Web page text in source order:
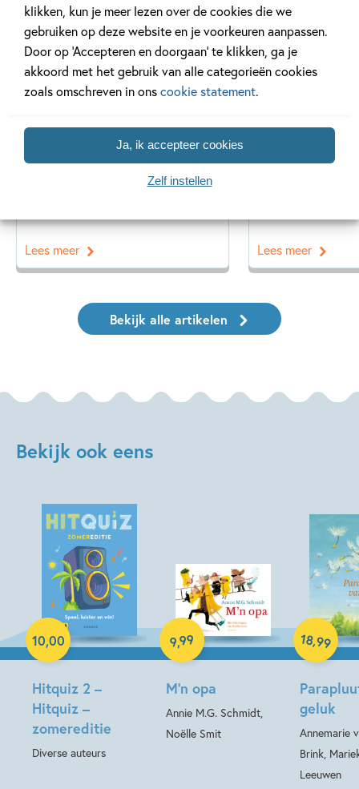
klikken, kun je meer lezen over de cookies die we
gebruiken op deze website en je voorkeuren aanpassen.
Door op ‘Accepteren en doorgaan’ te klikken, ga je
akkoord met het gebruik van alle categorieën cookies
zoals omschreven in onscookie statement.
Ja, ik accepteer cookies
Zelf instellen
Poëzieweek 2026
Nieuws
Lees meer
Top 10
Tiplijst
Lees meer
Bekijk alle artikelen
Bekijk ook eens
Hitquiz 2 –
Hitquiz –
zomereditie
Diverse auteurs
10,00
Paperback
M’n opa
Annie M.G. Schmidt,
Noëlle Smit
9,99
Hardcover
geluk
Annemarie
Brink,
Leeuwen
18,99
Hardcover